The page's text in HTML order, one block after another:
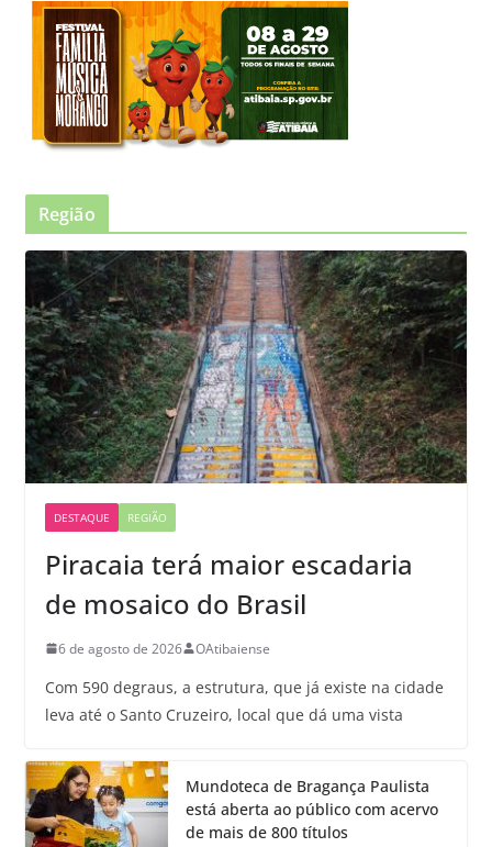
Região
DESTAQUE REGIÃO
Piracaia terá maior escadaria
de mosaico do Brasil
6 de agosto de 2026 OAtibaiense
Com 590 degraus, a estrutura, que já existe na cidade
leva até o Santo Cruzeiro, local que dá uma vista
Mundoteca de Bragança Paulista
está aberta ao público com acervo
de mais de 800 títulos